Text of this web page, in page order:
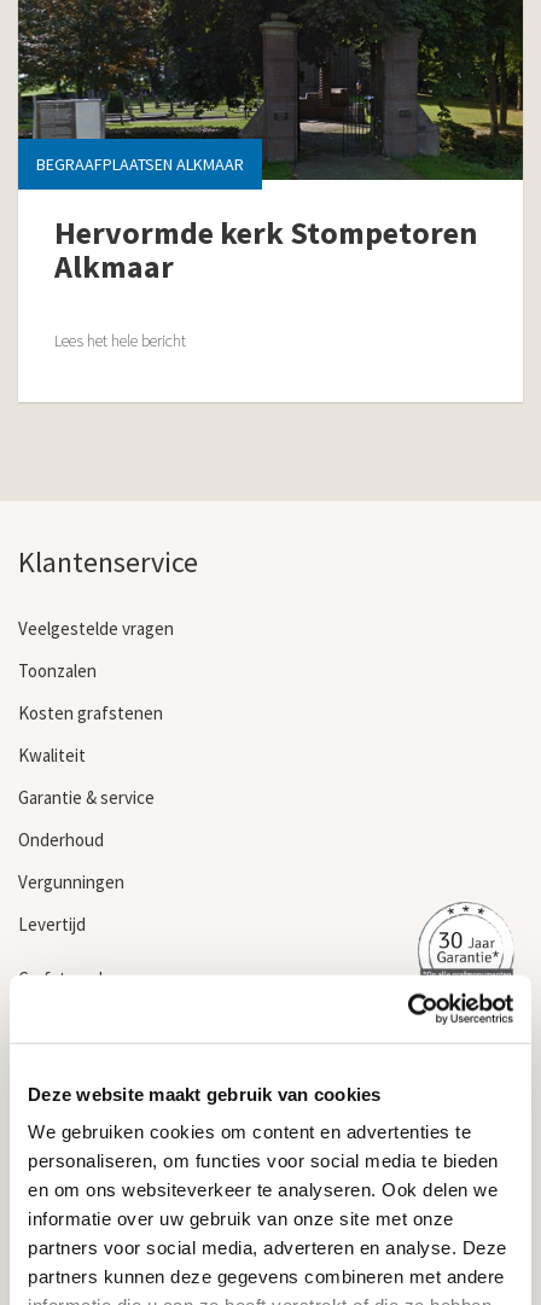
Deze website maakt gebruik van cookies
We gebruiken cookies om content en advertenties te
personaliseren, om functies voor social media te bieden
en om ons websiteverkeer te analyseren. Ook delen we
informatie over uw gebruik van onze site met onze
partners voor social media, adverteren en analyse. Deze
partners kunnen deze gegevens combineren met andere
BEGRAAFPLAATSEN ALKMAAR
Hervormde kerk Stompetoren
Alkmaar
Lees het hele bericht
Klantenservice
Veelgestelde vragen
Toonzalen
Kosten grafstenen
Kwaliteit
Garantie & service
Onderhoud
Vergunningen
Levertijd
Grafsteen kopen
Garantievoorwaarden
Informatie over grafstenen
Contact